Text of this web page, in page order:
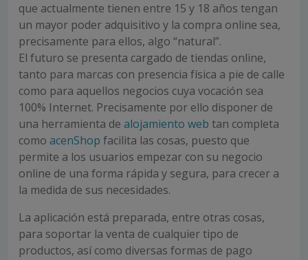
que actualmente tienen entre 15 y 18 años tengan
un mayor poder adquisitivo y la compra online sea,
precisamente para ellos, algo “natural”.
El futuro se presenta cargado de tiendas online,
tanto para marcas con presencia física a pie de calle
como para aquellos negocios cuya vocación sea
100% Internet. Precisamente por ello disponer de
una herramienta de alojamiento web tan completa
como acenShop facilita las cosas, puesto que
permite a los usuarios empezar con su negocio
online de una forma rápida y segura, para crecer a
la medida de sus necesidades.
La aplicación está preparada, entre otras cosas,
para soportar la venta de cualquier tipo de
productos, así como diversas formas de pago